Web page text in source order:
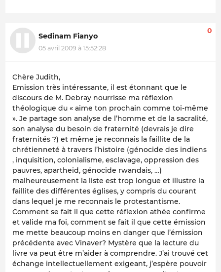
Sedinam Fianyo
05 avril 2009 à 15:52:28
0
Chère Judith,
Emission très intéressante, il est étonnant que le
discours de M. Debray nourrisse ma réflexion
théologique du « aime ton prochain comme toi-même
». Je partage son analyse de l’homme et de la sacralité,
son analyse du besoin de fraternité (devrais je dire
fraternités ?) et même je reconnais la faillite de la
chrétienneté à travers l’histoire (génocide des indiens
, inquisition, colonialisme, esclavage, oppression des
pauvres, apartheid, génocide rwandais, …)
malheureusement la liste est trop longue et illustre la
faillite des différentes églises, y compris du courant
dans lequel je me reconnais le protestantisme.
Comment se fait il que cette réflexion athée confirme
et valide ma foi, comment se fait il que cette émission
me mette beaucoup moins en danger que l’émission
précédente avec Vinaver? Mystère que la lecture du
livre va peut être m’aider à comprendre. J’ai trouvé cet
échange intellectuellement exigeant, j’espère pouvoir